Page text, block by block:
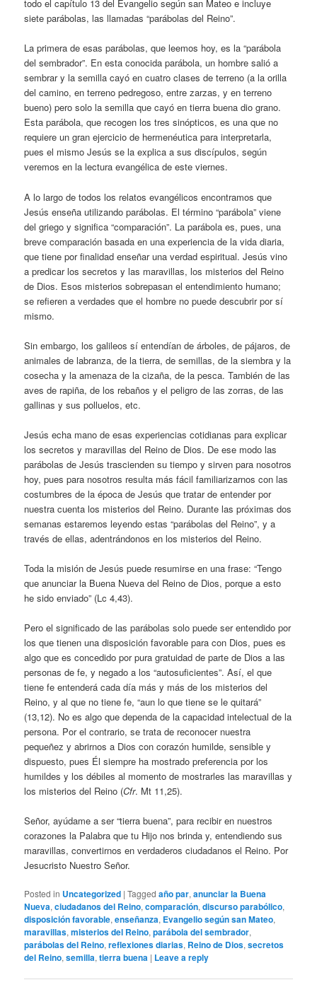
todo el capítulo 13 del Evangelio según san Mateo e incluye
siete parábolas, las llamadas “parábolas del Reino”.
La primera de esas parábolas, que leemos hoy, es la “parábola
del sembrador”. En esta conocida parábola, un hombre salió a
sembrar y la semilla cayó en cuatro clases de terreno (a la orilla
del camino, en terreno pedregoso, entre zarzas, y en terreno
bueno) pero solo la semilla que cayó en tierra buena dio grano.
Esta parábola, que recogen los tres sinópticos, es una que no
requiere un gran ejercicio de hermenéutica para interpretarla,
pues el mismo Jesús se la explica a sus discípulos, según
veremos en la lectura evangélica de este viernes.
A lo largo de todos los relatos evangélicos encontramos que
Jesús enseña utilizando parábolas. El término “parábola” viene
del griego y significa “comparación”. La parábola es, pues, una
breve comparación basada en una experiencia de la vida diaria,
que tiene por finalidad enseñar una verdad espiritual. Jesús vino
a predicar los secretos y las maravillas, los misterios del Reino
de Dios. Esos misterios sobrepasan el entendimiento humano;
se refieren a verdades que el hombre no puede descubrir por sí
mismo.
Sin embargo, los galileos sí entendían de árboles, de pájaros, de
animales de labranza, de la tierra, de semillas, de la siembra y la
cosecha y la amenaza de la cizaña, de la pesca. También de las
aves de rapiña, de los rebaños y el peligro de las zorras, de las
gallinas y sus polluelos, etc.
Jesús echa mano de esas experiencias cotidianas para explicar
los secretos y maravillas del Reino de Dios. De ese modo las
parábolas de Jesús trascienden su tiempo y sirven para nosotros
hoy, pues para nosotros resulta más fácil familiarizarnos con las
costumbres de la época de Jesús que tratar de entender por
nuestra cuenta los misterios del Reino. Durante las próximas dos
semanas estaremos leyendo estas “parábolas del Reino”, y a
través de ellas, adentrándonos en los misterios del Reino.
Toda la misión de Jesús puede resumirse en una frase: “Tengo
que anunciar la Buena Nueva del Reino de Dios, porque a esto
he sido enviado” (Lc 4,43).
Pero el significado de las parábolas solo puede ser entendido por
los que tienen una disposición favorable para con Dios, pues es
algo que es concedido por pura gratuidad de parte de Dios a las
personas de fe, y negado a los “autosuficientes”. Así, el que
tiene fe entenderá cada día más y más de los misterios del
Reino, y al que no tiene fe, “aun lo que tiene se le quitará”
(13,12). No es algo que dependa de la capacidad intelectual de la
persona. Por el contrario, se trata de reconocer nuestra
pequeñez y abrirnos a Dios con corazón humilde, sensible y
dispuesto, pues Él siempre ha mostrado preferencia por los
humildes y los débiles al momento de mostrarles las maravillas y
los misterios del Reino (Cfr. Mt 11,25).
Señor, ayúdame a ser “tierra buena”, para recibir en nuestros
corazones la Palabra que tu Hijo nos brinda y, entendiendo sus
maravillas, convertirnos en verdaderos ciudadanos el Reino. Por
Jesucristo Nuestro Señor.
Posted in Uncategorized |Tagged año par,anunciar la Buena
Nueva,ciudadanos del Reino,comparación,discurso parabólico,
disposición favorable,enseñanza, Evangelio según san Mateo,
maravillas,misterios del Reino,parábola del sembrador,
parábolas del Reino,reflexiones diarias, Reino de Dios,secretos
del Reino,semilla,tierra buena | Leave a reply